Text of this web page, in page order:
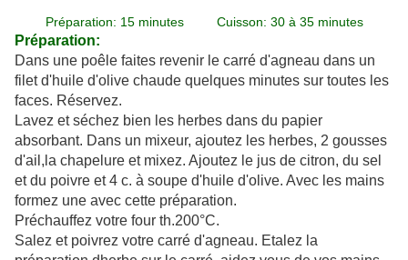
Préparation: 15 minutes Cuisson: 30 à 35 minutes
Préparation:
Dans une poêle faites revenir le carré d'agneau dans un
filet d'huile d'olive chaude quelques minutes sur toutes les
faces. Réservez.
Lavez et séchez bien les herbes dans du papier
absorbant. Dans un mixeur, ajoutez les herbes, 2 gousses
d'ail,la chapelure et mixez. Ajoutez le jus de citron, du sel
et du poivre et 4 c. à soupe d'huile d'olive. Avec les mains
formez une avec cette préparation.
Préchauffez votre four th.200°C.
Salez et poivrez votre carré d'agneau. Etalez la